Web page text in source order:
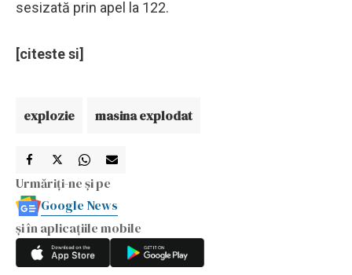
sesizată prin apel la 122.
[citeste si]
explozie masina explodat
Urmăriți-ne și pe
Google News
și în aplicațiile mobile